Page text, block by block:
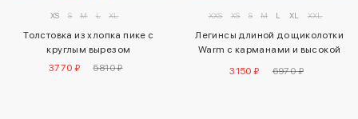
XS S M L XL
Толстовка из хлопка пике с
круглым вырезом
3770 ₽
5810 ₽
XXS XS S M L XL XXL
Легинсы длиной до щиколотки
Warm с карманами и высокой
3150 ₽ 6970 ₽